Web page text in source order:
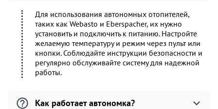
Для использования автономных отопителей,
таких как Webasto и Eberspacher, их нужно
установить и подключить к питанию. Настройте
желаемую температуру и режим через пульт или
кнопки. Соблюдайте инструкции безопасности и
регулярно обслуживайте систему для надежной
работы.
Как работает автономка?